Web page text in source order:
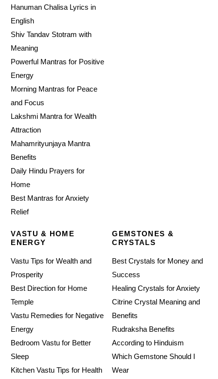
Hanuman Chalisa Lyrics in
English
Shiv Tandav Stotram with
Meaning
Powerful Mantras for Positive
Energy
Morning Mantras for Peace
and Focus
Lakshmi Mantra for Wealth
Attraction
Mahamrityunjaya Mantra
Benefits
Daily Hindu Prayers for
Home
Best Mantras for Anxiety
Relief
VASTU & HOME
ENERGY
Vastu Tips for Wealth and
Prosperity
Best Direction for Home
Temple
Vastu Remedies for Negative
Energy
Bedroom Vastu for Better
Sleep
Kitchen Vastu Tips for Health
GEMSTONES &
CRYSTALS
Best Crystals for Money and
Success
Healing Crystals for Anxiety
Citrine Crystal Meaning and
Benefits
Rudraksha Benefits
According to Hinduism
Which Gemstone Should I
Wear